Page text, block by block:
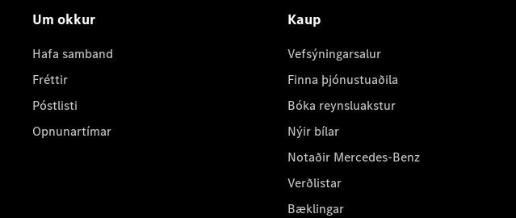
Um okkur
Hafa samband
Fréttir
Póstlisti
Opnunartímar
Kaup
Vefsýningarsalur
Finna þjónustuaðila
Bóka reynsluakstur
Nýir bílar
Notaðir Mercedes-Benz
Verðlistar
Bæklingar